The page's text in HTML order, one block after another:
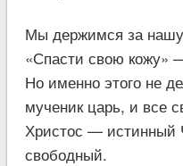
Мы держимся за
«Спасти свою кожу»
Но именно этого не
мученик царь, и все
Христос — истинный
свободный.